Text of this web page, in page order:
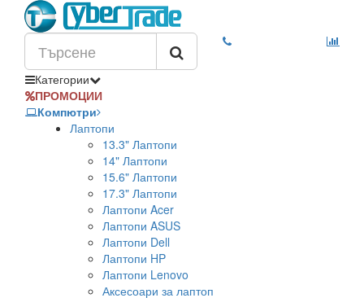
Категории
ПРОМОЦИИ
Компютри
Лаптопи
13.3" Лаптопи
14" Лаптопи
15.6" Лаптопи
17.3" Лаптопи
Лаптопи Acer
Лаптопи ASUS
Лаптопи Dell
Лаптопи HP
Лаптопи Lenovo
Аксесоари за лаптоп